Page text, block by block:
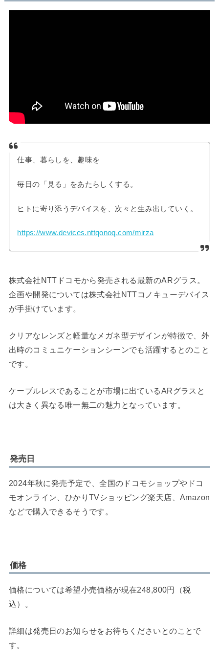
仕事、暮らしを、趣味を
毎日の「見る」をあたらしくする。
ヒトに寄り添うデバイスを、次々と生み出していく。
https://www.devices.nttqonoq.com/mirza
株式会社NTTドコモから発売される最新のARグラス。
企画や開発については株式会社NTTコノキューデバイス
が手掛けています。
クリアなレンズと軽量なメガネ型デザインが特徴で、外
出時のコミュニケーションシーンでも活躍するとのこと
です。
ケーブルレスであることが市場に出ているARグラスと
は大きく異なる唯一無二の魅力となっています。
発売日
2024年秋に発売予定で、全国のドコモショップやドコ
モオンライン、ひかりTVショッピング楽天店、Amazon
などで購入できるそうです。
価格
価格については希望小売価格が現在248,800円（税
込）。
詳細は発売日のお知らせをお待ちくださいとのことで
す。